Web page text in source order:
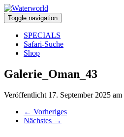
Toggle navigation
SPECIALS
Safari-Suche
Shop
Galerie_Oman_43
Veröffentlicht 17. September 2025 am
← Vorheriges
Nächstes →